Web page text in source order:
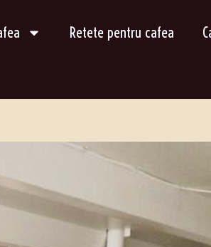
Retete pentru cafea